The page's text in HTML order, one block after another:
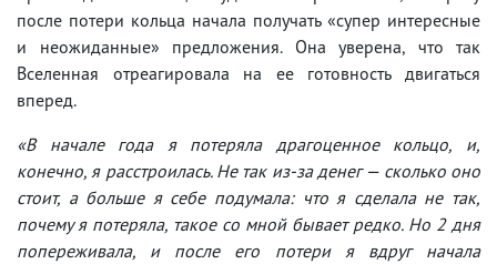
после потери кольца начала получать «супер интересные
и неожиданные» предложения. Она уверена, что так
Вселенная отреагировала на ее готовность двигаться
вперед.
«В начале года я потеряла драгоценное кольцо, и,
конечно, я расстроилась. Не так из-за денег — сколько оно
стоит, а больше я себе подумала: что я сделала не так,
почему я потеряла, такое со мной бывает редко. Но 2 дня
попереживала, и после его потери я вдруг начала